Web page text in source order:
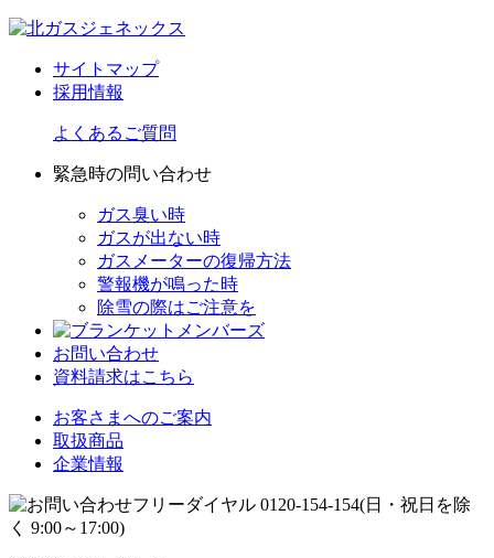
サイトマップ
採用情報
よくあるご質問
緊急時の問い合わせ
ガス臭い時
ガスが出ない時
ガスメーターの復帰方法
警報機が鳴った時
除雪の際はご注意を
お問い合わせ
資料請求はこちら
お客さまへのご案内
取扱商品
企業情報